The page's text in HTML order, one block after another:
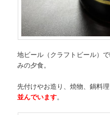
地ビール（クラフトビール）
みの夕食。
先付けやお造り、焼物、鍋料
並んでいます。